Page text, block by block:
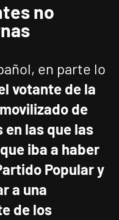
no
en parte lo
votante de la
de
en las que las
iba a haber
Popular y
a una
de los